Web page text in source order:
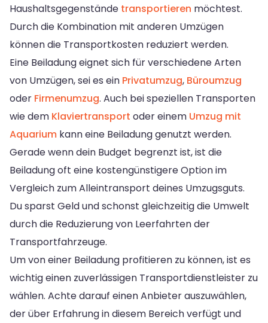
Haushaltsgegenstände transportieren möchtest.
Durch die Kombination mit anderen Umzügen
können die Transportkosten reduziert werden.
Eine Beiladung eignet sich für verschiedene Arten
von Umzügen, sei es ein Privatumzug, Büroumzug
oder Firmenumzug. Auch bei speziellen Transporten
wie dem Klaviertransport oder einem Umzug mit
Aquarium kann eine Beiladung genutzt werden.
Gerade wenn dein Budget begrenzt ist, ist die
Beiladung oft eine kostengünstigere Option im
Vergleich zum Alleintransport deines Umzugsguts.
Du sparst Geld und schonst gleichzeitig die Umwelt
durch die Reduzierung von Leerfahrten der
Transportfahrzeuge.
Um von einer Beiladung profitieren zu können, ist es
wichtig einen zuverlässigen Transportdienstleister zu
wählen. Achte darauf einen Anbieter auszuwählen,
der über Erfahrung in diesem Bereich verfügt und